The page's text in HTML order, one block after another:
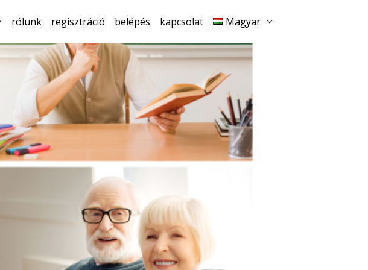
rólunk regisztráció belépés kapcsolat Magyar